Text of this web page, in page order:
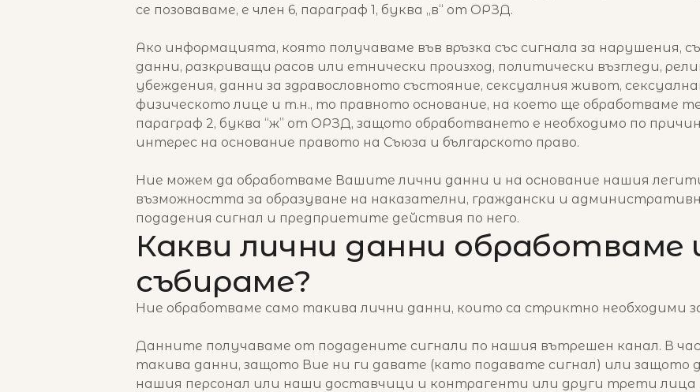
се позоваваме, е член 6, параграф 1, буква „в“ от ОРЗД.
Ако информацията, която получаваме във връзка със сигнала за нарушения,
данни, разкриващи расов или етнически произход, политически възгледи,
убеждения, данни за здравословното състояние, сексуалния живот,
физическото лице и т.н., то правното основание, на което ще обработваме
параграф 2, буква “ж” от ОРЗД, защото обработването е необходимо по
интерес на основание правото на Съюза и българското право.
Ние можем да обработваме Вашите лични данни и на основание нашия
възможността за образуване на наказателни, граждански и
подадения сигнал и предприетите действия по него.
Какви лични данни обработваме
събираме?
Ние обработваме само такива лични данни, които са стриктно необходими
Данните получаваме от подадените сигнали по нашия вътрешен канал. В
такива данни, защото Вие ни ги давате (като подавате сигнал) или защото
нашия персонал или наши доставчици и контрагенти или други трети лица